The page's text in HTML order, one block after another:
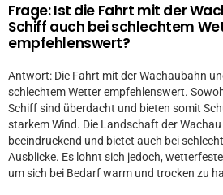
Frage: Ist die Fahrt mit der
Schiff auch bei schlechtem
empfehlenswert?
Antwort: Die Fahrt mit der Wachaubahn
schlechtem Wetter empfehlenswert.
Schiff sind überdacht und bieten somit
starkem Wind. Die Landschaft der
beeindruckend und bietet auch bei
Ausblicke. Es lohnt sich jedoch,
um sich bei Bedarf warm und trocken zu